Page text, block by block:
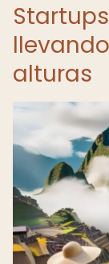
alturas